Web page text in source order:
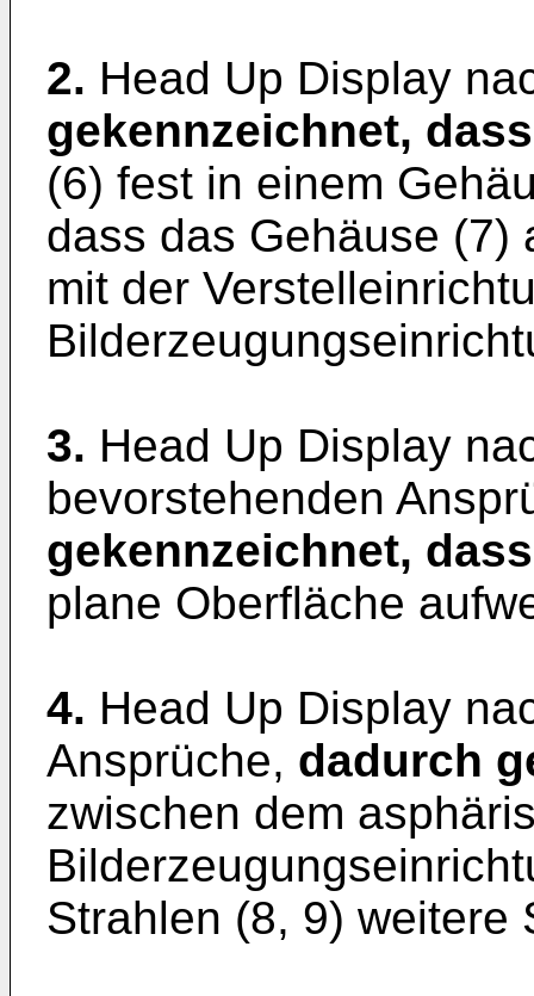
2. Head Up Display
gekennzeichnet, dass
(6) fest in einem
dass das Gehäuse (7)
mit der
3. Head Up Display
bevorstehenden
gekennzeichnet, dass
plane Oberfläche
4. Head Up Display
Ansprüche, dadurch
zwischen dem
Strahlen (8, 9) weitere